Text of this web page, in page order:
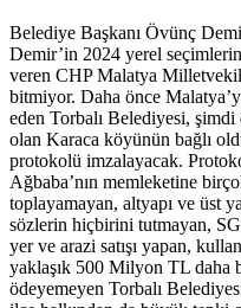
Belediye Başkanı Övünç
Demir’in 2024 yerel
veren CHP Malatya
bitmiyor. Daha önce
eden Torbalı Belediyesi,
olan Karaca köyünün bağlı
protokolü imzalayacak.
Ağbaba’nın memleketine
toplayamayan, altyapı ve üst
sözlerin hiçbirini tutmayan,
yer ve arazi satışı yapan,
yaklaşık 500 Milyon TL daha
ödeyemeyen Torbalı